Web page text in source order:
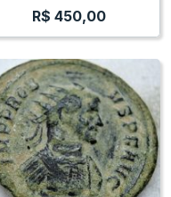
R$ 450,00